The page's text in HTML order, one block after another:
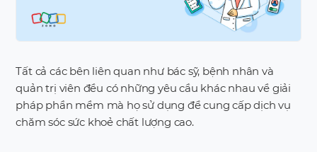
Tất cả các bên liên quan như bác sỹ, bệnh nhân và
quản trị viên đều có những yêu cầu khác nhau về giải
pháp phần mềm mà họ sử dụng để cung cấp dịch vụ
chăm sóc sức khoẻ chất lượng cao.